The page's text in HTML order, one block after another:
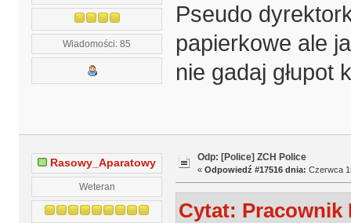
Wiadomości: 85
Pseudo
papierkowe ale
nie gadaj głupot
Rasowy_Aparatowy
Weteran
Odp: [Police] ZCH Police
« Odpowiedź #17516 dnia: Czerwca
Cytat: Pracownik